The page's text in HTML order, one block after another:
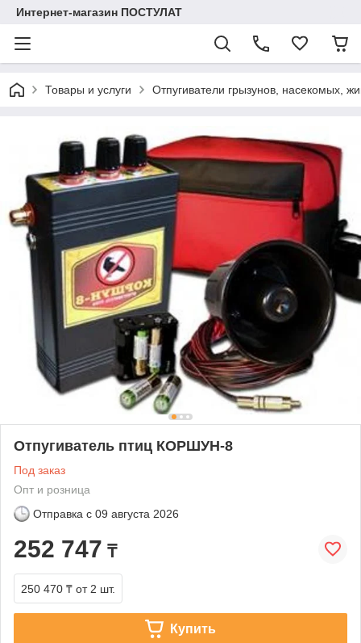
Интернет-магазин ПОСТУЛАТ
Товары и услуги Отпугиватели грызунов, насекомых,
Отпугиватель птиц КОРШУН-8
Под заказ
Опт и розница
Отправка с 09 августа 2026
252 747 ₸
250 470 ₸ от 2 шт.
Купить